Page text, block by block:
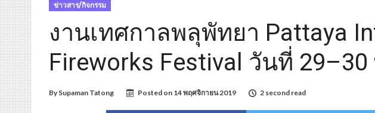
ข่าวสาร/กิจกรรม
งานเทศกาลพลุพัทยา Pattaya
Fireworks Festival วันที่ 29–30
By Supaman Tatong Posted on 14 พฤศจิกายน 2019 2 second read